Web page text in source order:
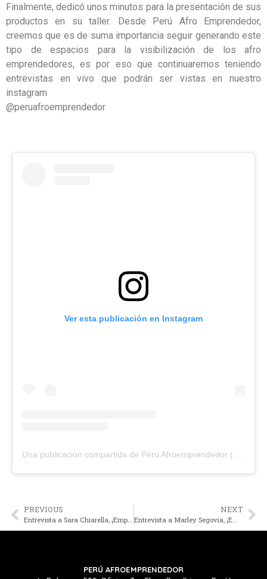
Finalmente, dedicó unos minutos para la presentación de sus
productos en su taller. Desde Perú Afro Emprendedor,
creemos que es de suma importancia seguir generando este
tipo de espacios para la visibilización de los afro
emprendedores, es por eso que continuaremos teniendo
entrevistas en vivo que podrán ser vistas en nuestro
instagram
@peruafroemprendedor
Ver esta publicación en Instagram
Una publicación compartida de Perú Afroemprendedor (@peruafroemprendedor)
PREVIOUS
Entrevista a Sara Chiarella, ¡Emprendedora del programa Perú Afro emprendedor!
NEXT
Entrevista a Marley Segovia, ¡Emprendedora de Mariposa Azul!
PERÚ AFROEMPRENDEDOR